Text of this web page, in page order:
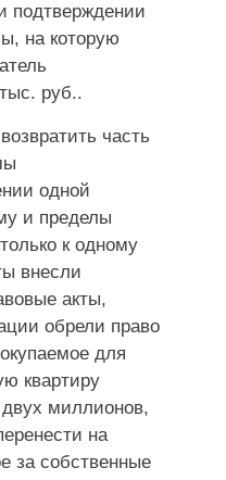
подтверждении
на которую
руб..
часть
одной
и пределы
к одному
внесли
акты,
обрели право
для
квартиру
миллионов,
на
за собственные